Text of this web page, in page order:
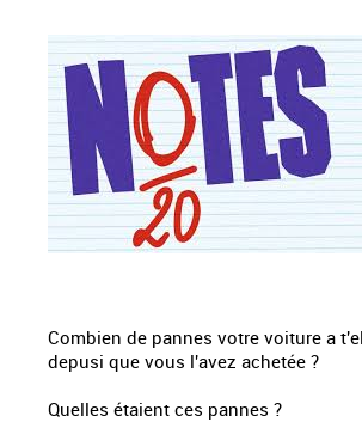
Combien de pannes votre voiture a
depusi que vous l'avez achetée ?
Quelles étaient ces pannes ?